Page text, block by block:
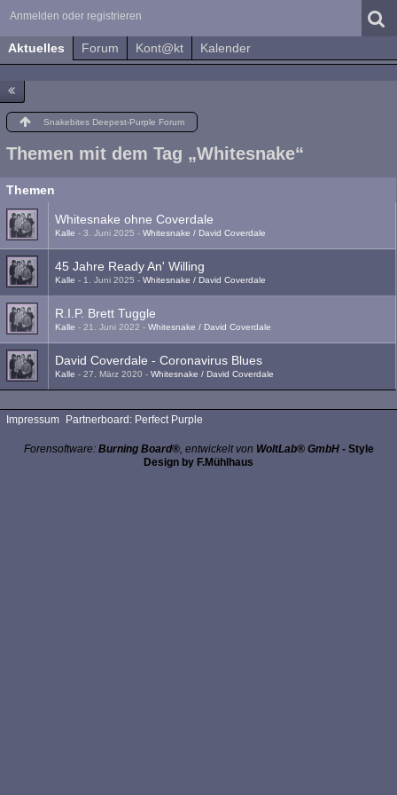
Anmelden oder registrieren
Aktuelles Forum Kont@kt Kalender
Snakebites Deepest-Purple Forum
Themen mit dem Tag „Whitesnake“
Themen
Whitesnake ohne Coverdale
Kalle - 3. Juni 2025 - Whitesnake / David Coverdale
45 Jahre Ready An' Willing
Kalle - 1. Juni 2025 - Whitesnake / David Coverdale
R.I.P. Brett Tuggle
Kalle - 21. Juni 2022 - Whitesnake / David Coverdale
David Coverdale - Coronavirus Blues
Kalle - 27. März 2020 - Whitesnake / David Coverdale
Impressum Partnerboard: Perfect Purple
Forensoftware: Burning Board®, entwickelt von WoltLab® GmbH